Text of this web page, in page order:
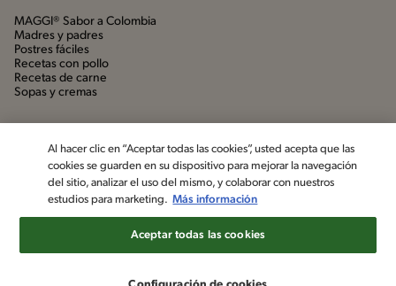
MAGGI® Sabor a Colombia
Madres y padres
Postres fáciles
Recetas con pollo
Recetas de carne
Sopas y cremas
©2022, Nestlé. Marcas registradas por Société dels Produits Nestlé,
Al hacer clic en “Aceptar todas las cookies”, usted acepta que las
cookies se guarden en su dispositivo para mejorar la navegación
del sitio, analizar el uso del mismo, y colaborar con nuestros
estudios para marketing. Más información
Aceptar todas las cookies